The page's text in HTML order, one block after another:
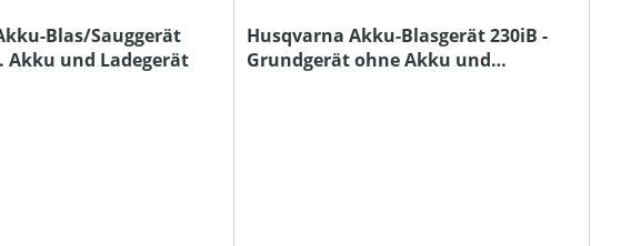
Blas/Sauggerät
Akku und Ladegerät
Husqvarna Akku-Blasgerät 230iB -
Grundgerät ohne Akku und